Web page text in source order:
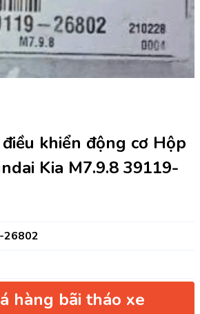
khiển động cơ Hộp
Kia M7.9.8 39119-
26802
hàng bãi tháo xe